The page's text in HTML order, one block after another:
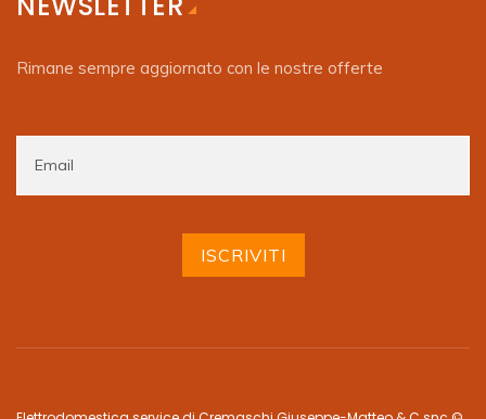
Rimane sempre aggiornato con le nostre offerte